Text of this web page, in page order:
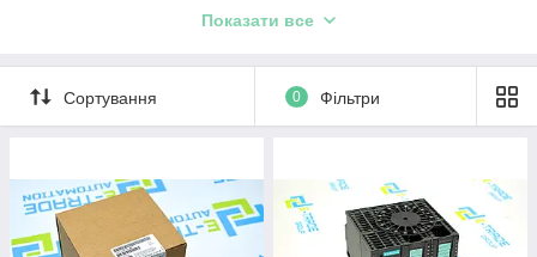
, а також безліч інших приладів, на яких зупинимося
Кваліфіковані менеджери ресурсу завжди готові прийти на
допомогу покупця, відповісти на всі питання.
Показати все
Сортування 0 Фільтри